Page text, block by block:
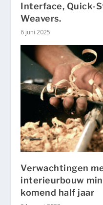
Interface, Quick-
Weavers.
6 juni 2025
Verwachtingen
interieurbouw
komend half jaar